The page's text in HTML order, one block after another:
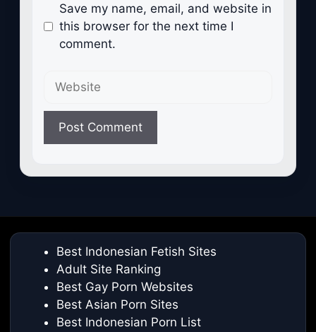
Save my name, email, and website in
this browser for the next time I
comment.
Website
Best Indonesian Fetish Sites
Adult Site Ranking
Best Gay Porn Websites
Best Asian Porn Sites
Best Indonesian Porn List